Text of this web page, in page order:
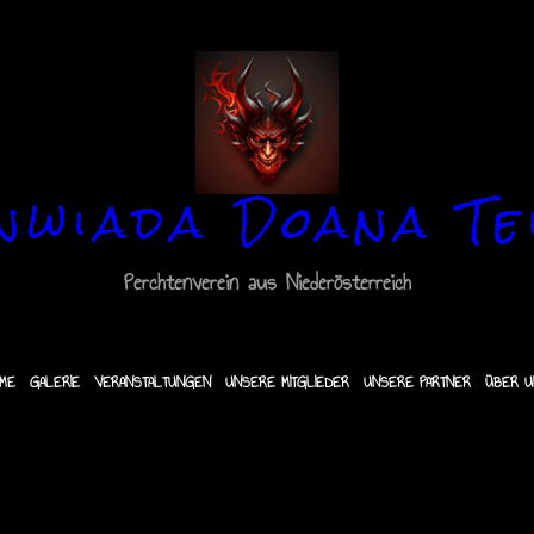
Doana
Perchtenverein aus Niederösterreich
GALERIE VERANSTALTUNGEN UNSERE MITGLIEDER UNSERE PARTNER ÜBER